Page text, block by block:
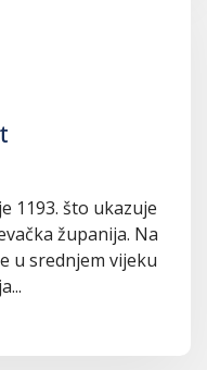
1193. što ukazuje
županija. Na
u srednjem vijeku